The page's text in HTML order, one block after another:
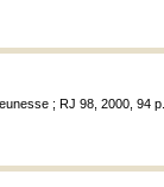
; RJ 98, 2000, 94 p.